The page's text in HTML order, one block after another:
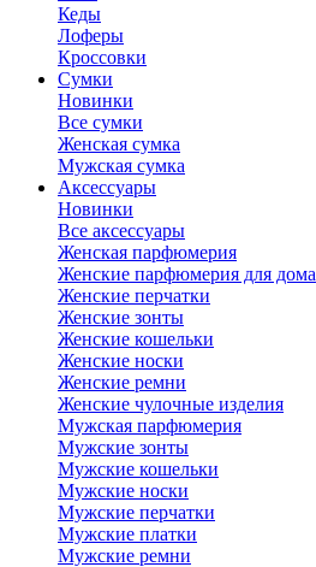
Кеды
Лоферы
Кроссовки
Сумки
Новинки
Все сумки
Женская сумка
Мужская сумка
Аксессуары
Новинки
Все аксессуары
Женская парфюмерия
Женские парфюмерия для дома
Женские перчатки
Женские зонты
Женские кошельки
Женские носки
Женские ремни
Женские чулочные изделия
Мужская парфюмерия
Мужские зонты
Мужские кошельки
Мужские носки
Мужские перчатки
Мужские платки
Мужские ремни